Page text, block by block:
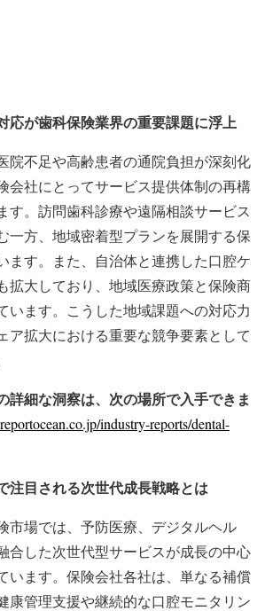
応が歯科保険業界の重要課題に浮上
院不足や高齢患者の通院負担が深刻化
会社にとってサービス提供体制の再構
す。訪問歯科診療や遠隔相談サービス
一方、地域密着型プランを展開する保
ます。また、自治体と連携した口腔ケ
拡大しており、地域医療政策と保険商
います。こうした地域課題への対応力
ア拡大における重要な競争要素として
詳細な洞察は、次の場所で入手できま
industry-reports/dental-
注目される次世代成長戦略とは
市場では、予防医療、デジタルヘル
合した次世代型サービスが成長の中心
います。保険会社各社は、単なる補償
康管理支援や継続的な口腔モニタリン